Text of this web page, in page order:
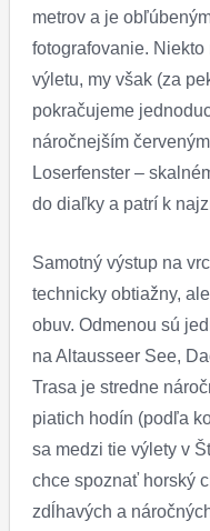
metrov a je
fotografovanie.
výletu, my však (za
pokračujeme
náročnejším
Loserfenster –
do diaľky a patrí k
Samotný výstup na
technicky obtiažny,
obuv. Odmenou sú
na Altausseer See,
Trasa je stredne
piatich hodín (podľa
sa medzi tie výlety v
chce spoznať horský
zdĺhavých a